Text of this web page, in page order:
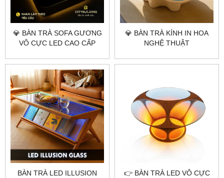
💎 BÀN TRÀ SOFA GƯƠNG
VÔ CỰC LED CAO CẤP
CHIỀU SÂU ÁNH SÁNG
SANG TRỌNG
💎 BÀN TRÀ KÍNH IN HOA
NGHỆ THUẬT
MẶT KÍNH HỌA TIẾT 3D
BÀN TRÀ LED ILLUSION
👉 BÀN TRÀ LED VÔ CỰC